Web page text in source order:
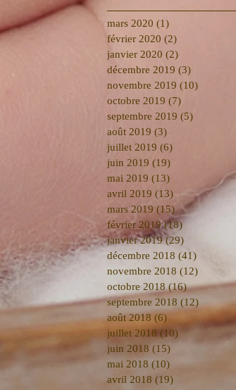
mars 2020 (1)
février 2020 (2)
janvier 2020 (2)
décembre 2019 (3)
novembre 2019 (10)
octobre 2019 (7)
septembre 2019 (5)
août 2019 (3)
juillet 2019 (6)
juin 2019 (19)
mai 2019 (13)
avril 2019 (13) 13 posts
mars 2019 (15)15 posts
février 2019 (18)18 posts
janvier 2019 (29)
décembre 2018 (41)
novembre 2018 (12)
octobre 2018 (16)16 posts
septembre 2018 (12) 12 posts
août 2018 (6)6 posts
juillet 2018 (10) 10 posts
juin 2018 (15)
mai 2018 (10) 10 posts
avril 2018 (19)